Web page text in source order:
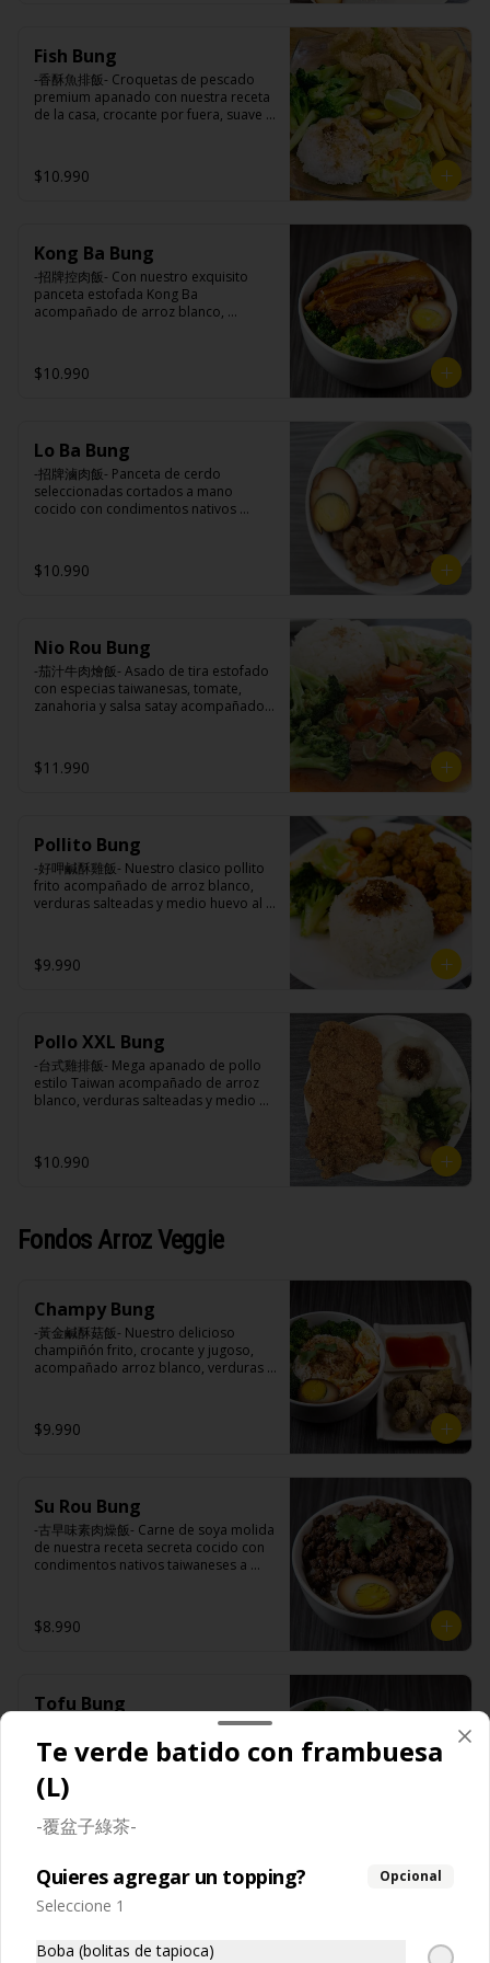
harina de tapioca, ají, pimienta,
extracto de cerdo, extracto de papaya,
salsa de soya, soya, pimienta sal
(pimienta, sal, ajo, cebollín, azúcar).
Acompañamientos: Arroz, repollo,
zanahoria, ajo, sal, extracto de
huevo, jengibre, cebollín, salsa de
soya, ajo, agua, azúcar, mix de hierbas
(canela, anís, pimienta y comino), mirin
(azúcar, arroz, agua, alcohol).
Fish Bung
-香酥魚排飯- Croquetas de pescado
premium apanado con nuestra receta
de la casa, crocante por fuera, suave y
salteadas y medio huevo estilo Taiwán.
Principal: Pangasius, harina de tapioca,
pimienta sal (pimienta, sal, ajo,
cebollín, azúcar), limón sutil.
Acompañamientos: Arroz, repollo,
brocoli (o choclo con pepino en su
champiñón taiwanes, extracto de apio,
soya, ajo, agua, azúcar, mix de hierbas
(canela, anís, pimienta y comino), mirin
(azúcar, arroz, agua, alcohol).
$10.990
Kong Ba Bung
-招牌控肉飯- Con nuestro exquisito
panceta estofada Kong Ba
acompañado de arroz blanco,
jengibre, ajo, anís, agua, azúcar y salsa
de soya.
Acompañamientos: Arroz, repollo,
brocoli (o choclo con pepino en su
extracto de repollo, poroto de soya,
(canela, anís, pimienta y comino), mirin
(azúcar, arroz, agua, alcohol).
$10.990
Lo Ba Bung
-招牌滷肉飯- Panceta de cerdo
seleccionadas cortados a mano
cocido con condimentos nativos
medio huevo al estilo Taiwán.
Principal: Panceta de cerdo, cebolla
morada picada, ajo, cebolla frita, salsa
de soya, azúcar, azúcar morena, miel y
condimento 5 sabores (naranja,
canela, anís, pimienta y comino).
reemplazo, consultar disponibilidad),
comino, paprika, pimienta, azúcar,
huevo, jengibre, cebollín, salsa de
soya, ajo, agua, azúcar, mix de hierbas
(canela, anís, pimienta y comino), mirin
(azúcar, arroz, agua, alcohol).
$10.990
Nio Rou Bung
-茄汁牛肉燴飯- Asado de tira estofado
con especias taiwanesas, tomate,
zanahoria y salsa satay acompañados
cebollín, jengibre, zanahoria, tomate,
salsa de poroto (agua, poroto de
soya, trigo, azúcar, sal), salsa de soya,
azúcar, salsa satay (aceite de soya,
pescado seco, jengibre, trigo, sésamo,
orientales, sal, cardamomo, pimienta
reemplazo, consultar disponibilidad),
zanahoria, ajo, sal, extracto de
champiñón taiwanes, extracto de apio,
extracto de repollo, poroto de soya,
comino, paprika, pimienta, azúcar,
(canela, anís, pimienta y comino), mirin
$11.990
Pollito Bung
-好呷鹹酥雞飯- Nuestro clasico pollito
frito acompañado de arroz blanco,
verduras salteadas y medio huevo al
tapioca, ají, pimienta, extracto de
cerdo, extracto de papaya, salsa de
soya, soya, pimienta sal (pimienta, sal,
ajo, cebollín, azúcar).
Acompañamientos: Arroz, repollo,
zanahoria, ajo, sal, extracto de
huevo, jengibre, cebollín, salsa de
soya, ajo, agua, azúcar, mix de hierbas
$9.990
Pollo XXL Bung
-台式雞排飯- Mega apanado de pollo
estilo Taiwan acompañado de arroz
blanco, verduras salteadas y medio
extracto de cerdo, extracto de papaya,
salsa de soya, soya, especias
Acompañamientos: Arroz, repollo,
brocoli (o choclo con pepino en su
reemplazo, consultar disponibilidad),
zanahoria, ajo, sal, extracto de
champiñón taiwanes, extracto de apio,
huevo, jengibre, cebollín, salsa de
$10.990
Fondos Arroz Veggie
Champy Bung
-黃金鹹酥菇飯- Nuestro delicioso
champiñón frito, crocante y jugoso,
acompañado arroz blanco, verduras
vegetarianos).
Principal: Champiñones premiums,
pimienta sal (pimienta, sal, ajo,
cebollín, azúcar), huevo, aceite, agua,
maicena, harina tapioca, harina trigo,
reemplazo, consultar disponibilidad),
comino, paprika, pimienta, azúcar,
huevo, jengibre, cebollín, salsa de
(canela, anís, pimienta y comino), mirin
$9.990
Su Rou Bung
-古早味素肉燥飯- Carne de soya molida
de nuestra receta secreta cocido con
condimentos nativos taiwaneses a
huevo estilo Taiwán. (APTO VEGANO)
Principal: Carne de soya, champiñón
shitake, ajo, cebolla morada, salsa de
soya, sal, trigo, azúcar, condimento
champiñón (extracto de champiñón
taiwanes, extracto de apio, extracto de
repollo, poroto de soya, comino,
vegana (trigo, soya, shitake, sal, maíz),
Acompañamientos: Arroz, repollo,
brocoli (o choclo con pepino en su
reemplazo, consultar disponibilidad),
champiñón taiwanes, extracto de apio,
$8.990
Tofu Bung
-台式泡菜炸豆腐飯- Tofu organico
artesanal frito relleno de nuestra
exquisita salsa de ajo acompañado de
pickles, arroz blanco, verduras
salteadas y opcion de agregar medio
huevo estilo Taiwán. (APTO VEGANO)
Ingredientes:
Principal: Tofu de poroto de soya,
tapioca), pickle (repollo, zanahoria,
$10.990
Veggie Bung
elaborada artesanalmente con nuestra
receta secreta junto con zanahorias
Te verde batido con frambuesa
(L)
-覆盆子綠茶-
Quieres agregar un topping? Opcional
Seleccione 1
Boba (bolitas de tapioca)